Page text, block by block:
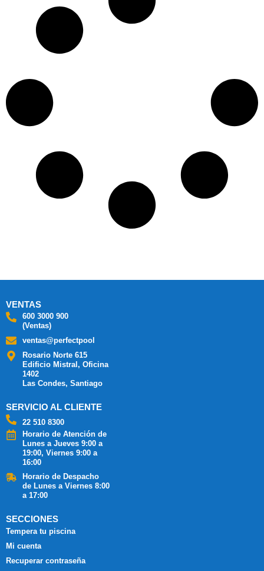
VENTAS
600 3000 900
(Ventas)
ventas@perfectpool
Rosario Norte 615
Edificio Mistral, Oficina
1402
Las Condes, Santiago
SERVICIO AL CLIENTE
22 510 8300
Horario de Atención de
Lunes a Jueves 9:00 a
19:00, Viernes 9:00 a
16:00
Horario de Despacho
de Lunes a Viernes 8:00
a 17:00
SECCIONES
Tempera tu piscina
Mi cuenta
Recuperar contraseña